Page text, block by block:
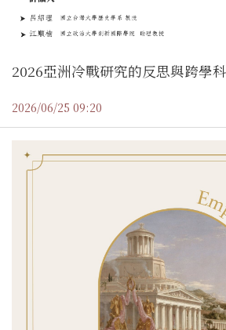
2026亞洲冷戰研究的反思與跨學
2026/06/25 09:20